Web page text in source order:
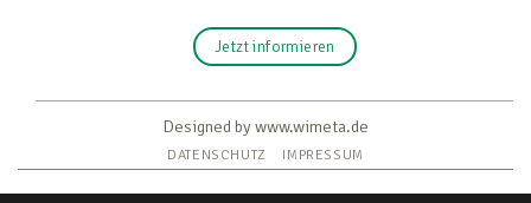
Jetzt informieren
Designed by www.wimeta.de
DATENSCHUTZ IMPRESSUM